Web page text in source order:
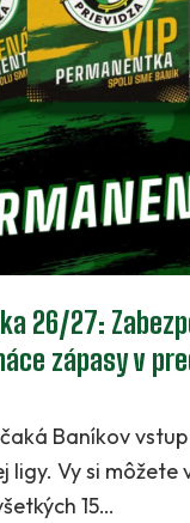
postúpila do
rozhodol z
do ostrej
Cupu, keď